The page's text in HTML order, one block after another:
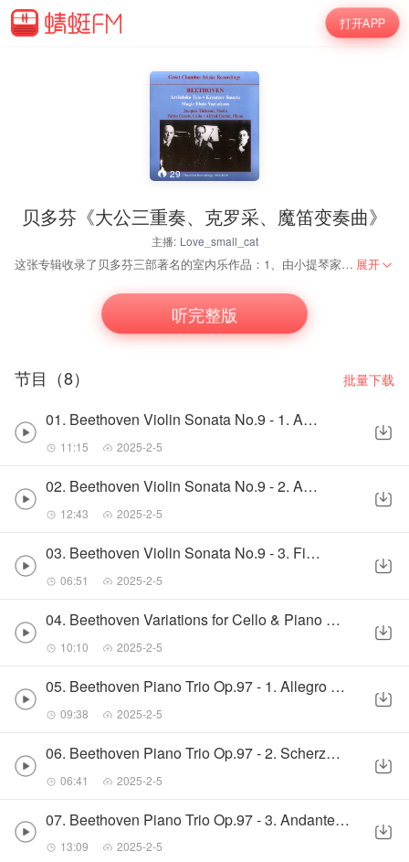
打开APP
29
贝多芬《大公三重奏、克罗采、魔笛变奏曲》
主播: Love_small_cat
这张专辑收录了贝多芬三部著名的室内乐作品：1、由小提琴家雅克·蒂博与钢琴家阿尔弗雷德·柯尔托合作的小提琴奏鸣曲《克罗采》；2、由大提琴家帕布罗·卡萨尔斯与钢琴家阿尔弗雷德·柯尔托合作的大提琴与钢琴变奏曲《魔笛》，这是两人组合的唯一录音；3、钢琴家阿尔弗雷德·柯尔托、小提琴家雅克·蒂博和大提琴家帕布罗·卡萨尔斯三人合作的钢琴三重奏《大公》。 1920-30年代，是欧洲艺术空前繁荣时期，特别是在号称欧洲心脏的巴黎，聚集了一大批颇具创新能力的艺术家。钢琴家阿尔弗雷德·柯尔托、小提琴家雅克·蒂博和大提琴家帕布罗·卡萨尔斯，以其精湛的演奏蜚声欧洲，号称黄金三重奏。幸亏现代录播技术的发展，留下了这套唱片，使我们能够领略这些大师演奏的风采。 先从录音上说，这张专辑由于录音年代久远，不可避免地留下噪音，除此之外，声音密度很好、清晰，弦乐声部极具质感，也很清新。小提琴的音质很美，特别是高音区并没有毛刺，大提琴温柔敦厚、富有质感，而钢琴声音很实，没有虚化和夸张，颗粒感很强。唱片的转录技术还是很优秀的。 三位大师，各不相让，但绝不是像当代一些所谓大师们那种呈现主体而不顾音乐的整体风格，而是和谐美妙地结合在一起。室内乐中，钢琴与小提琴的奏鸣曲，往往是二者的对话，互诉衷肠，而弦乐四重奏更多的是整齐合一、音响平衡。钢琴三重奏这种形式，则更多的是在差异中取得统一，是在竞技中达到和谐，这就为三件乐器的发挥展开了很大空间。听黄金三重奏组的唱片，就感觉三种乐器宛如家人，小提琴如妖媚的姑娘，风情万种，婀娜多姿，而钢琴则时而活泼、时而沉思，像是维特式的青年，而大提琴则沉稳如老祖父般质朴，帮助二位年轻人在激情中不失其庄重，有时质朴的琴声也会被他们而感染充满了激情。 展开
听完整版
节目（8） 批量下载
01. Beethoven Violin Sonata No.9 - 1. Adagio
11:15 2025-2-5
02. Beethoven Violin Sonata No.9 - 2. Andante
12:43 2025-2-5
03. Beethoven Violin Sonata No.9 - 3. Finale
06:51 2025-2-5
04. Beethoven Variations for Cello & Piano WoO 46
10:10 2025-2-5
05. Beethoven Piano Trio Op.97 - 1. Allegro moderato
09:38 2025-2-5
06. Beethoven Piano Trio Op.97 - 2. Scherzo & Trio
06:41 2025-2-5
07. Beethoven Piano Trio Op.97 - 3. Andante cantabile
13:09 2025-2-5